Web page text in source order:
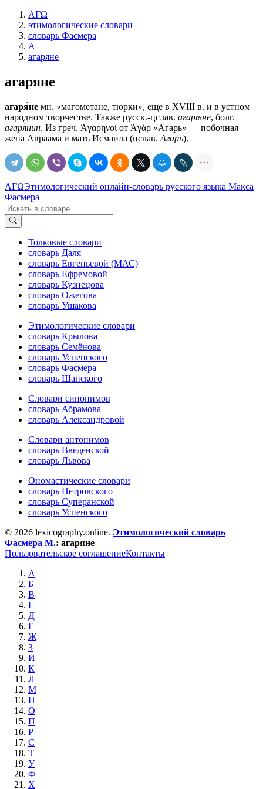
ΛΓΩ
этимологические словари
словарь Фасмера
А
агаряне
агаряне
агаря́не мн. «магометане, тюрки», еще в XVIII в. и в устном
народном творчестве. Также русск.-цслав. агарѣне, болг.
агаря́нин. Из греч. Ἁγαρηνοί от Ἁγάρ «Агарь» — побочная
жена Авраама и мать Исмаила (цслав. Агарь).
ΛΓΩЭтимологический онлайн-словарь русского языка Макса
Фасмера
Толковые словари
словарь Даля
словарь Евгеньевой (МАС)
словарь Ефремовой
словарь Кузнецова
словарь Ожегова
словарь Ушакова
Этимологические словари
словарь Крылова
словарь Семёнова
словарь Успенского
словарь Фасмера
словарь Шанского
Словари синонимов
словарь Абрамова
словарь Александровой
Словари антонимов
словарь Введенской
словарь Львова
Ономастические словари
словарь Петровского
словарь Суперанской
словарь Успенского
© 2026 lexicography.online. Этимологический словарь
Фасмера М.: агаряне
Пользовательское соглашениеКонтакты
А
Б
В
Г
Д
Е
Ж
З
И
К
Л
М
Н
О
П
Р
С
Т
У
Ф
Х